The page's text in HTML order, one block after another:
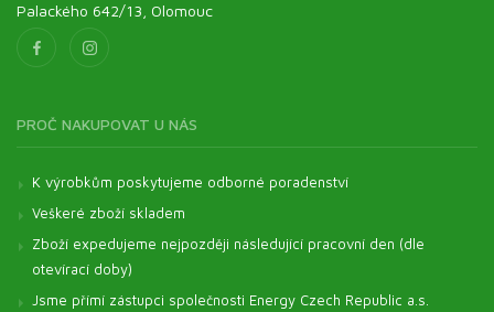
Palackého 642/13, Olomouc
PROČ NAKUPOVAT U NÁS
K výrobkům poskytujeme odborné poradenství
Veškeré zboží skladem
Zboží expedujeme nejpozději následující pracovní den (dle
otevírací doby)
Jsme přímí zástupci společnosti Energy Czech Republic a.s.